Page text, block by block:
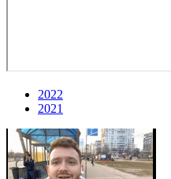
2022
2021